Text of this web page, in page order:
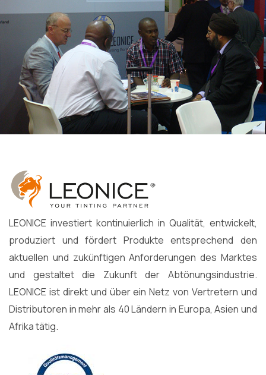
LEONICE investiert kontinuierlich in Qualität, entwickelt,
produziert und fördert Produkte entsprechend den
aktuellen und zukünftigen Anforderungen des Marktes
und gestaltet die Zukunft der Abtönungsindustrie.
LEONICE ist direkt und über ein Netz von Vertretern und
Distributoren in mehr als 40 Ländern in Europa, Asien und
Afrika tätig.